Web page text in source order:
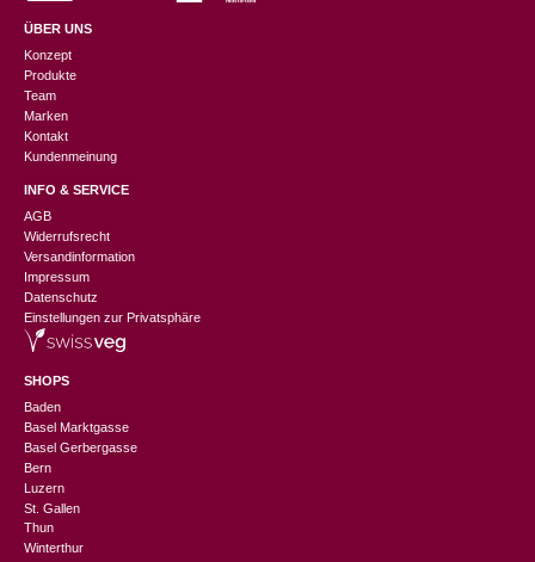
ÜBER UNS
Konzept
Produkte
Team
Marken
Kontakt
Kundenmeinung
INFO & SERVICE
AGB
Widerrufsrecht
Versandinformation
Impressum
Datenschutz
Einstellungen zur Privatsphäre
SHOPS
Baden
Basel Marktgasse
Basel Gerbergasse
Bern
Luzern
St. Gallen
Thun
Winterthur